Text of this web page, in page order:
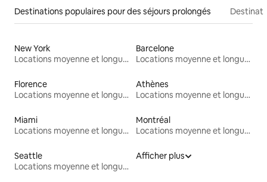
Destinations populaires pour des séjours prolongés
New York
Locations moyenne et longue durée
Barcelone
Locations moyenne et longue durée
Florence
Locations moyenne et longue durée
Athènes
Locations moyenne et longue durée
Miami
Locations moyenne et longue durée
Montréal
Locations moyenne et longue durée
Seattle
Locations moyenne et longue durée
Afficher plus